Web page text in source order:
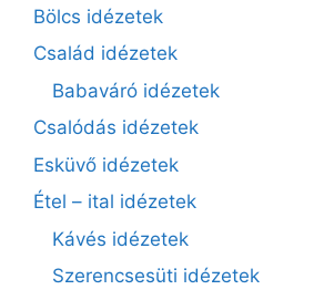
Bölcs idézetek
Család idézetek
Babaváró idézetek
Csalódás idézetek
Esküvő idézetek
Étel – ital idézetek
Kávés idézetek
Szerencsesüti idézetek